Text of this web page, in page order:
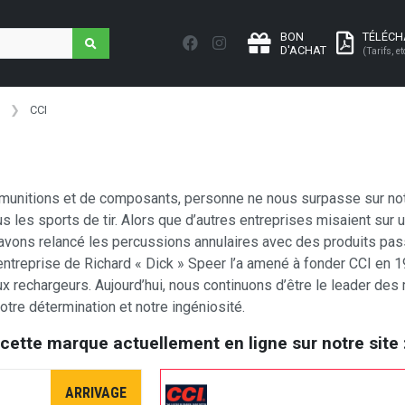
BON
D'ACHAT
(Tarifs,
CCI
et de composants, personne ne nous surpasse sur
les sports de tir. Alors que d’autres entreprises misaient
relancé les percussions annulaires avec des produits
de Richard « Dick » Speer l’a amené à fonder CCI en
rechargeurs. Aujourd’hui, nous continuons d’être le leader
détermination et notre ingéniosité.
marque actuellement en ligne sur notre site
ARRIVAGE